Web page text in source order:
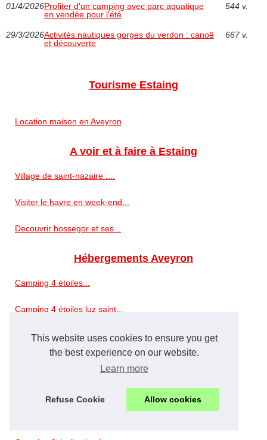
This website uses cookies to ensure you get
the best experience on our website.
Learn more
Refuse Cookie Allow cookies
01/4/2026Profiter d'un camping avec parc aquatique
en vendée pour l'été
544 v.
29/3/2026Activités nautiques gorges du verdon : canoë
et découverte
667 v.
Tourisme Estaing
Location maison en Aveyron
A voir et à faire à Estaing
Village de saint-nazaire :...
Visiter le havre en week-end...
Decouvrir hossegor et ses...
Hébergements Aveyron
Camping 4 étoiles...
Camping 4 étoiles luz saint...
Comment trouver un camping...
Villes d'Aveyron
Camping pont de vaux guide :...